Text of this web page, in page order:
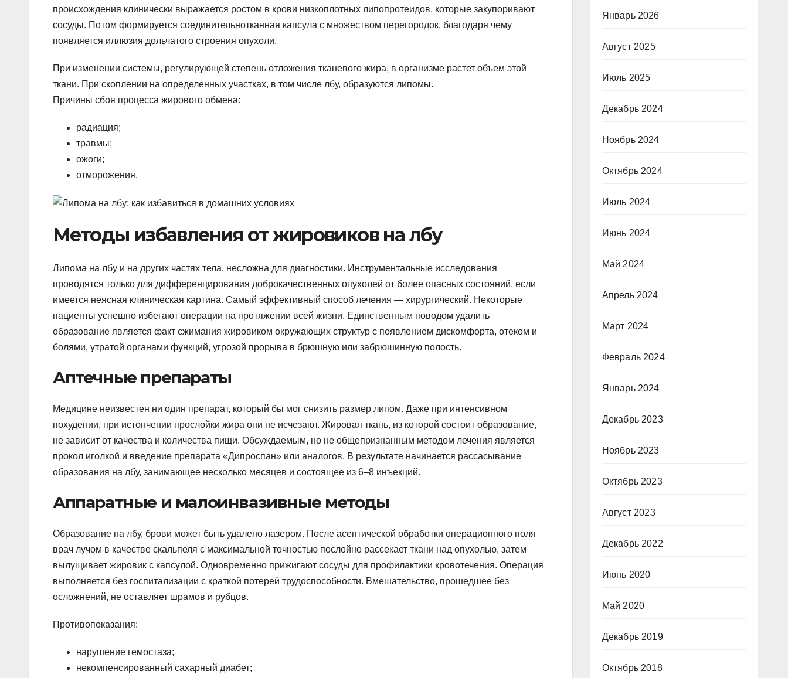
происхождения клинически выражается ростом в крови низкоплотных липопротеидов, которые закупоривают
сосуды. Потом формируется соединительнотканная капсула с множеством перегородок, благодаря чему
появляется иллюзия дольчатого строения опухоли.
При изменении системы, регулирующей степень отложения тканевого жира, в организме растет объем этой
ткани. При скоплении на определенных участках, в том числе лбу, образуются липомы.
Причины сбоя процесса жирового обмена:
радиация;
травмы;
ожоги;
отморожения.
Методы избавления от жировиков на лбу
Липома на лбу и на других частях тела, несложна для диагностики. Инструментальные исследования
проводятся только для дифференцирования доброкачественных опухолей от более опасных состояний, если
имеется неясная клиническая картина. Самый эффективный способ лечения — хирургический. Некоторые
пациенты успешно избегают операции на протяжении всей жизни. Единственным поводом удалить
образование является факт сжимания жировиком окружающих структур с появлением дискомфорта, отеком и
болями, утратой органами функций, угрозой прорыва в брюшную или забрюшинную полость.
Аптечные препараты
Медицине неизвестен ни один препарат, который бы мог снизить размер липом. Даже при интенсивном
похудении, при истончении прослойки жира они не исчезают. Жировая ткань, из которой состоит образование,
не зависит от качества и количества пищи. Обсуждаемым, но не общепризнанным методом лечения является
прокол иголкой и введение препарата «Дипроспан» или аналогов. В результате начинается рассасывание
образования на лбу, занимающее несколько месяцев и состоящее из 6–8 инъекций.
Аппаратные и малоинвазивные методы
Образование на лбу, брови может быть удалено лазером. После асептической обработки операционного поля
врач лучом в качестве скальпеля с максимальной точностью послойно рассекает ткани над опухолью, затем
вылущивает жировик с капсулой. Одновременно прижигают сосуды для профилактики кровотечения. Операция
выполняется без госпитализации с краткой потерей трудоспособности. Вмешательство, прошедшее без
осложнений, не оставляет шрамов и рубцов.
Противопоказания:
нарушение гемостаза;
некомпенсированный сахарный диабет;
Январь 2026
Август 2025
Июль 2025
Декабрь 2024
Ноябрь 2024
Октябрь 2024
Июль 2024
Июнь 2024
Май 2024
Апрель 2024
Март 2024
Февраль 2024
Январь 2024
Декабрь 2023
Ноябрь 2023
Октябрь 2023
Август 2023
Декабрь 2022
Июнь 2020
Май 2020
Декабрь 2019
Октябрь 2018